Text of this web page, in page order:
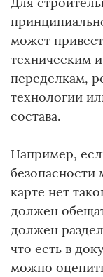
может
техническим
переделкам,
технологии
состава.
Например,
безопасности
карте нет
должен
должен
что есть в
можно